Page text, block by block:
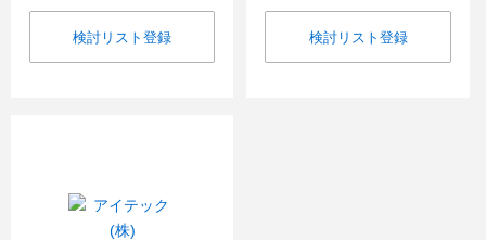
検討リスト登録 検討リスト登録